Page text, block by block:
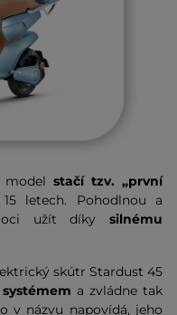
stačí tzv. „první
letech. Pohodlnou a
užít díky silnému
skútr Stardust 45
a zvládne tak
v názvu napovídá, jeho